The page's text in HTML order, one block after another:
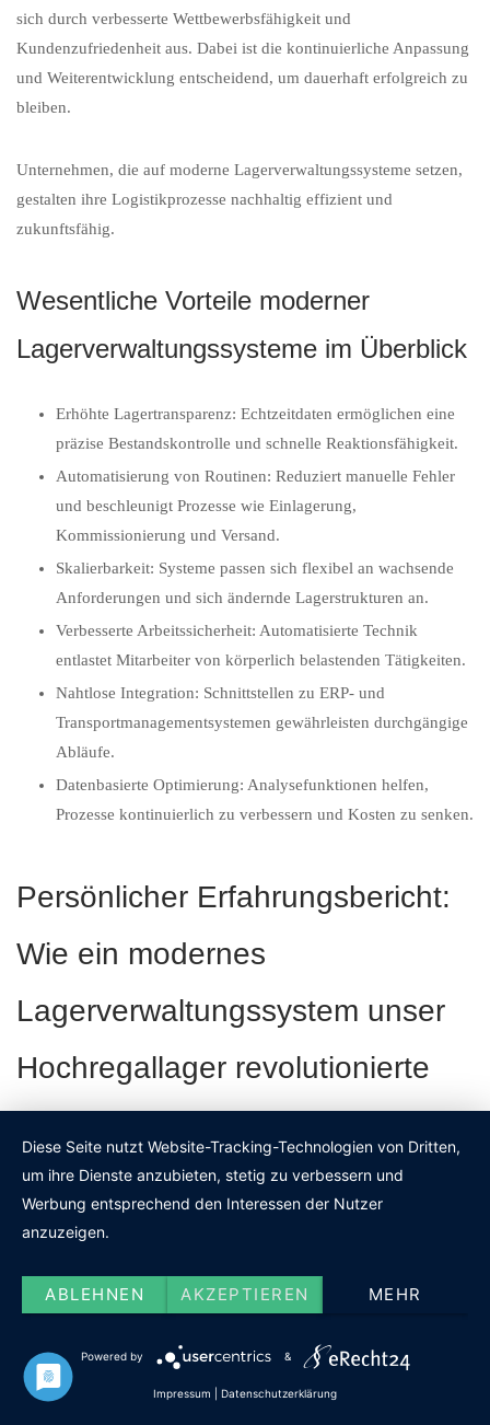
sich durch verbesserte Wettbewerbsfähigkeit und
Kundenzufriedenheit aus. Dabei ist die kontinuierliche Anpassung
und Weiterentwicklung entscheidend, um dauerhaft erfolgreich zu
bleiben.
Unternehmen, die auf moderne Lagerverwaltungssysteme setzen,
gestalten ihre Logistikprozesse nachhaltig effizient und
zukunftsfähig.
Wesentliche Vorteile moderner
Lagerverwaltungssysteme im Überblick
Erhöhte Lagertransparenz: Echtzeitdaten ermöglichen eine
präzise Bestandskontrolle und schnelle Reaktionsfähigkeit.
Automatisierung von Routinen: Reduziert manuelle Fehler
und beschleunigt Prozesse wie Einlagerung,
Kommissionierung und Versand.
Skalierbarkeit: Systeme passen sich flexibel an wachsende
Anforderungen und sich ändernde Lagerstrukturen an.
Verbesserte Arbeitssicherheit: Automatisierte Technik
entlastet Mitarbeiter von körperlich belastenden Tätigkeiten.
Nahtlose Integration: Schnittstellen zu ERP- und
Transportmanagementsystemen gewährleisten durchgängige
Abläufe.
Datenbasierte Optimierung: Analysefunktionen helfen,
Prozesse kontinuierlich zu verbessern und Kosten zu senken.
Persönlicher Erfahrungsbericht:
Wie ein modernes
Lagerverwaltungssystem unser
Hochregallager revolutionierte
Als Logistikleiter eines mittelständischen Unternehmens stand ich
vor der Herausforderung, unser veraltetes Hochregallager
effizienter zu gestalten. Die Einführung eines modernen
Lagerverwaltungssystems war zunächst mit Skepsis verbunden, da
schnell zeigte sich, wie stark die Automatisierung und präzise
Steuerung die Abläufe verbesserten.
Besonders beeindruckt hat mich, wie das System durch
Diese Seite nutzt Website-Tracking-Technologien von Dritten,
um ihre Dienste anzubieten, stetig zu verbessern und
Werbung entsprechend den Interessen der Nutzer
anzuzeigen.
ABLEHNEN AKZEPTIEREN MEHR
Powered by &
Impressum Datenschutzerklärung